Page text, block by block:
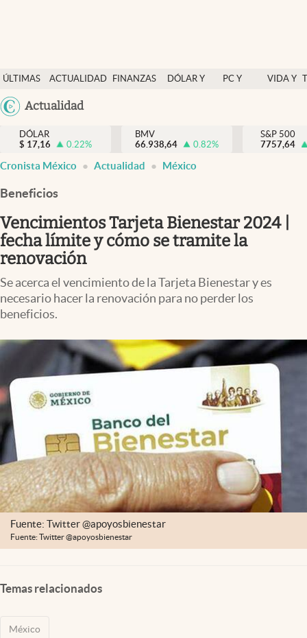
ÚLTIMAS
NOTICIAS
ACTUALIDAD
FINANZAS
DÓLAR Y
PC Y
VIDA Y
México
Actualidad
Actualidad
Finanzas y economía
Dólar y mercados
Pc y celular
Vida y estilo
Tv
Clima
Espiritualidad
abre en nueva pestaña
México
DÓLAR
$ 17,16 0.22%
BMV
66.938,64
0.82%
S&P 500
7757,64
Cronista México Actualidad México
Beneficios
Vencimientos Tarjeta Bienestar 2024 |
fecha límite y cómo se tramite la
renovación
Se acerca el vencimiento de la Tarjeta Bienestar y es
necesario hacer la renovación para no perder los
beneficios.
Fuente: Twitter @apoyosbienestar
Fuente: Twitter @apoyosbienestar
Temas relacionados
México